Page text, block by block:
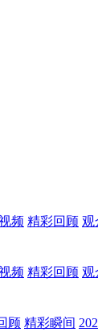
频 精彩回顾 观
频 精彩回顾 观
顾 精彩瞬间